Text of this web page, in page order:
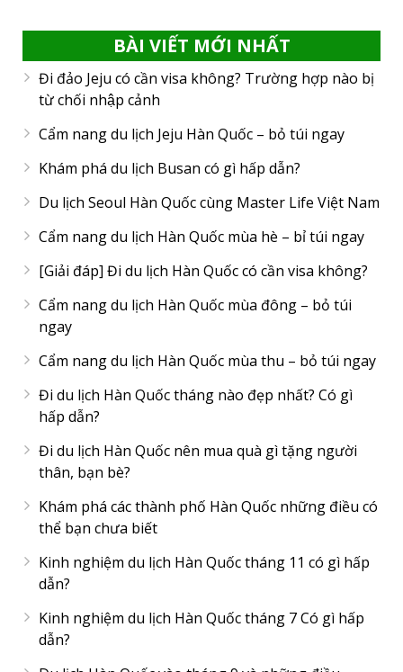
BÀI VIẾT MỚI NHẤT
Đi đảo Jeju có cần visa không? Trường hợp nào bị
từ chối nhập cảnh
Cẩm nang du lịch Jeju Hàn Quốc – bỏ túi ngay
Khám phá du lịch Busan có gì hấp dẫn?
Du lịch Seoul Hàn Quốc cùng Master Life Việt Nam
Cẩm nang du lịch Hàn Quốc mùa hè – bỉ túi ngay
[Giải đáp] Đi du lịch Hàn Quốc có cần visa không?
Cẩm nang du lịch Hàn Quốc mùa đông – bỏ túi
ngay
Cẩm nang du lịch Hàn Quốc mùa thu – bỏ túi ngay
Đi du lịch Hàn Quốc tháng nào đẹp nhất? Có gì
hấp dẫn?
Đi du lịch Hàn Quốc nên mua quà gì tặng người
thân, bạn bè?
Khám phá các thành phố Hàn Quốc những điều có
thể bạn chưa biết
Kinh nghiệm du lịch Hàn Quốc tháng 11 có gì hấp
dẫn?
Kinh nghiệm du lịch Hàn Quốc tháng 7 Có gì hấp
dẫn?